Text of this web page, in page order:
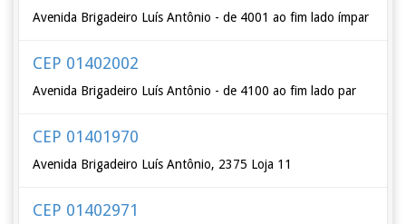
Avenida Brigadeiro Luís Antônio - de 4001 ao fim lado ímpar
CEP 01402002
Avenida Brigadeiro Luís Antônio - de 4100 ao fim lado par
CEP 01401970
Avenida Brigadeiro Luís Antônio, 2375 Loja 11
CEP 01402971